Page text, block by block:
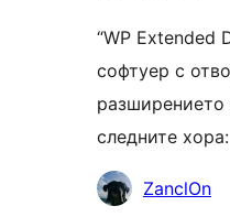
“WP Extended
софтуер с
разширението
следните хора:
Сътрудници
ZanclOn